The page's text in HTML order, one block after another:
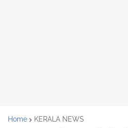
Home KERALA NEWS